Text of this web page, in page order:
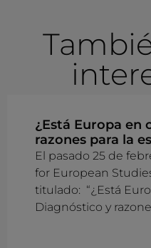
¿Está Europa en
razones para la
El pasado 25 de
for European
titulado: “¿Está
Diagnóstico y